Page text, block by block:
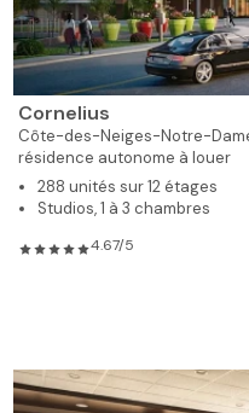
Cornelius
Côte-des-Neiges-Notre-
résidence autonome à louer
288 unités sur 12 étages
Studios, 1 à 3 chambres
4.67/5